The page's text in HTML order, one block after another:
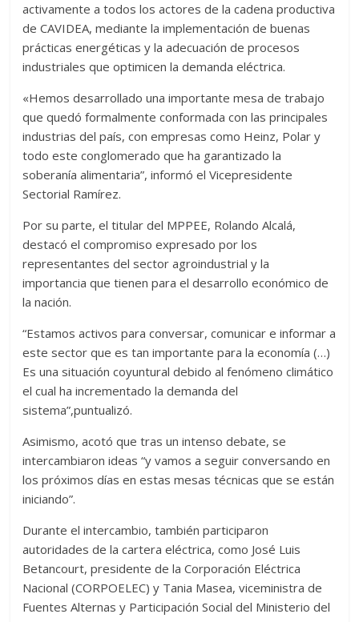
activamente a todos los actores de la cadena productiva
de CAVIDEA, mediante la implementación de buenas
prácticas energéticas y la adecuación de procesos
industriales que optimicen la demanda eléctrica.
«Hemos desarrollado una importante mesa de trabajo
que quedó formalmente conformada con las principales
industrias del país, con empresas como Heinz, Polar y
todo este conglomerado que ha garantizado la
soberanía alimentaria”, informó el Vicepresidente
Sectorial Ramírez.
Por su parte, el titular del MPPEE, Rolando Alcalá,
destacó el compromiso expresado por los
representantes del sector agroindustrial y la
importancia que tienen para el desarrollo económico de
la nación.
“Estamos activos para conversar, comunicar e informar a
este sector que es tan importante para la economía (…)
Es una situación coyuntural debido al fenómeno climático
el cual ha incrementado la demanda del
sistema”,puntualizó.
Asimismo, acotó que tras un intenso debate, se
intercambiaron ideas “y vamos a seguir conversando en
los próximos días en estas mesas técnicas que se están
iniciando”.
Durante el intercambio, también participaron
autoridades de la cartera eléctrica, como José Luis
Betancourt, presidente de la Corporación Eléctrica
Nacional (CORPOELEC) y Tania Masea, viceministra de
Fuentes Alternas y Participación Social del Ministerio del